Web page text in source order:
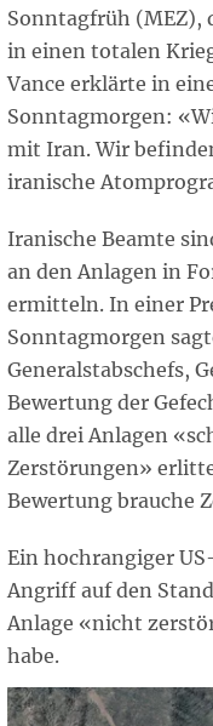
Sonntagfrüh (MEZ),
in einen totalen
Vance erklärte in
Sonntagmorgen:
mit Iran. Wir
iranische
Iranische Beamte
an den Anlagen in
ermitteln. In einer
Sonntagmorgen
Generalstabschefs,
Bewertung der
alle drei Anlagen
Zerstörungen»
Bewertung brauche
Ein hochrangiger
Angriff auf den
Anlage «nicht
habe.